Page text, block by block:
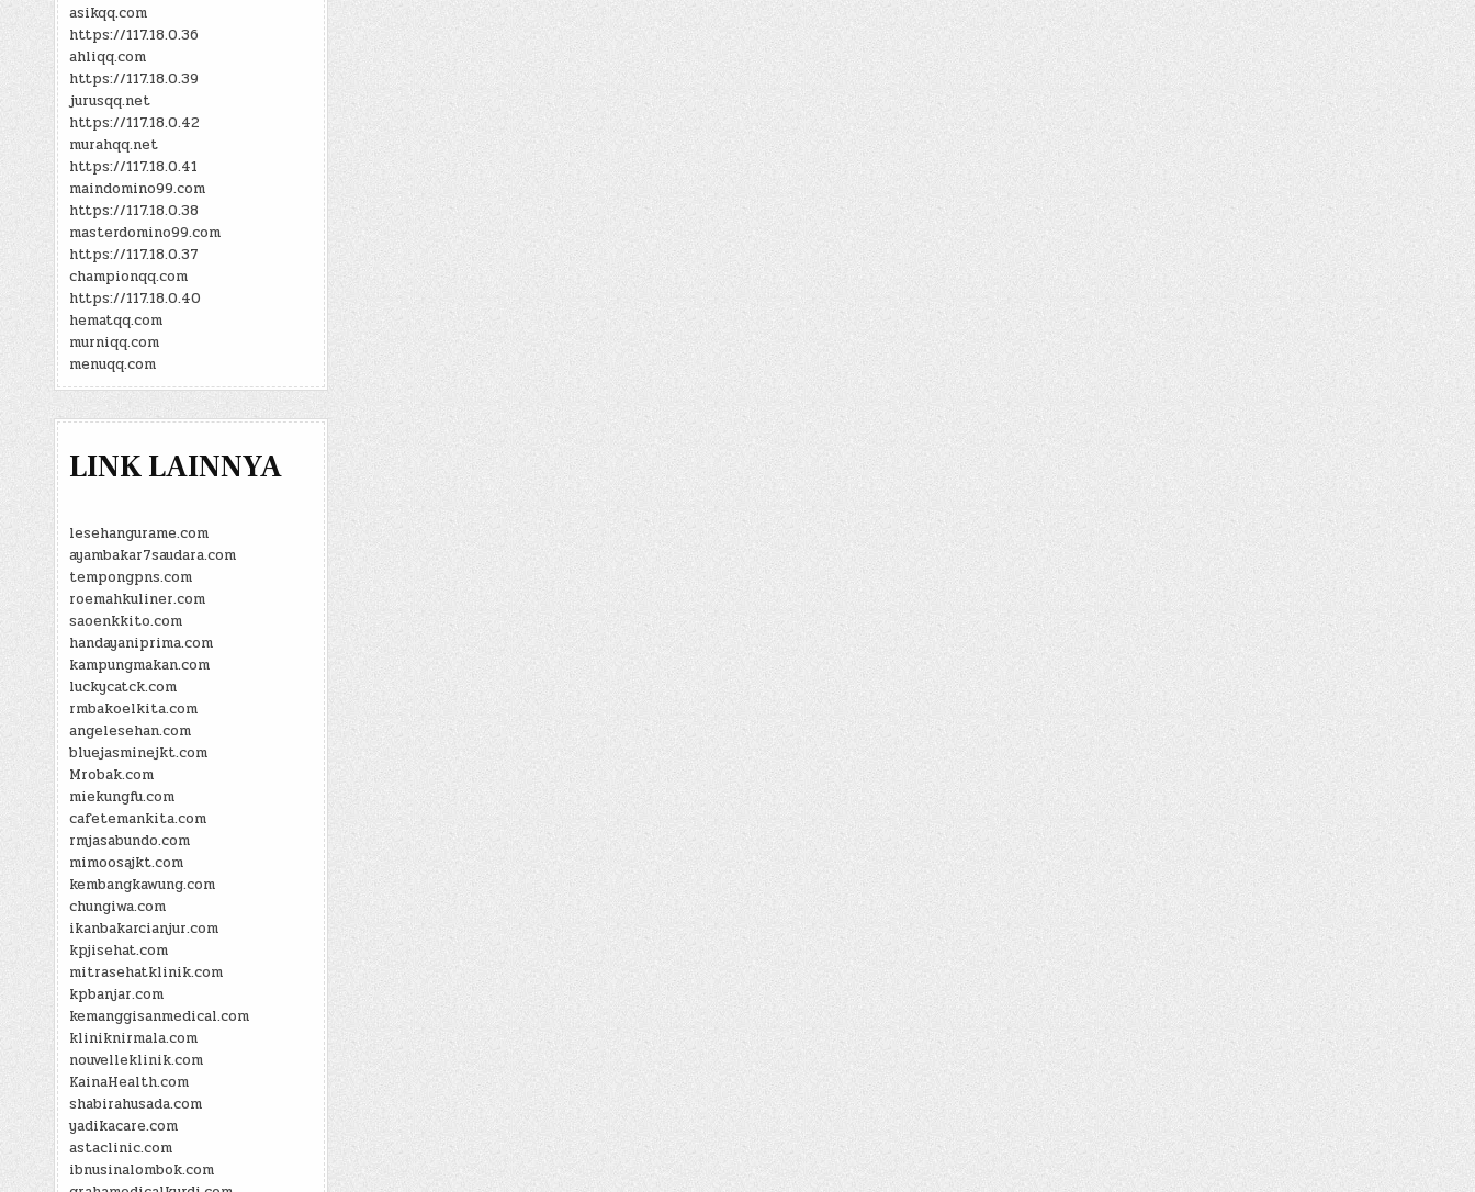
asikqq.com
https://117.18.0.36
ahliqq.com
https://117.18.0.39
jurusqq.net
https://117.18.0.42
murahqq.net
https://117.18.0.41
maindomino99.com
https://117.18.0.38
masterdomino99.com
https://117.18.0.37
championqq.com
https://117.18.0.40
hematqq.com
murniqq.com
menuqq.com
LINK LAINNYA
lesehangurame.com
ayambakar7saudara.com
tempongpns.com
roemahkuliner.com
saoenkkito.com
handayaniprima.com
kampungmakan.com
luckycatck.com
rmbakoelkita.com
angelesehan.com
bluejasminejkt.com
Mrobak.com
miekungfu.com
cafetemankita.com
rmjasabundo.com
mimoosajkt.com
kembangkawung.com
chungiwa.com
ikanbakarcianjur.com
kpjisehat.com
mitrasehatklinik.com
kpbanjar.com
kemanggisanmedical.com
kliniknirmala.com
nouvelleklinik.com
KainaHealth.com
shabirahusada.com
yadikacare.com
astaclinic.com
ibnusinalombok.com